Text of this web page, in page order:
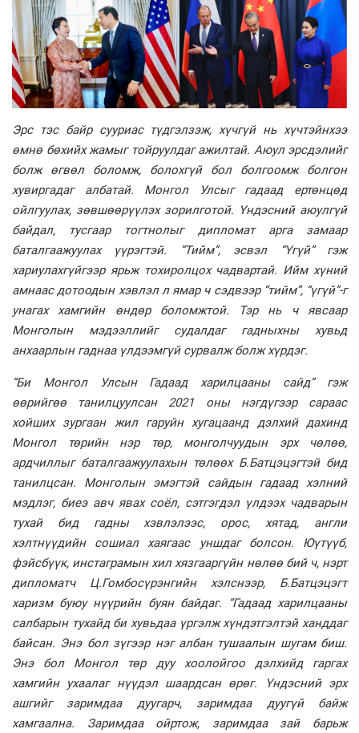
Эрс тэс байр сууриас түдгэлзэж, хүчгүй нь хүчтэйнхээ
өмнө бөхийх жамыг тойруулдаг ажилтай. Аюул эрсдэлийг
болж өгвөл боломж, болохгүй бол болгоомж болгон
хувиргадаг албатай. Монгол Улсыг гадаад ертөнцөд
ойлгуулах, зөвшөөрүүлэх зорилготой. Үндэсний аюулгүй
байдал, тусгаар тогтнолыг дипломат арга замаар
баталгаажуулах үүрэгтэй. “Тийм”, эсвэл “Үгүй” гэж
хариулахгүйгээр ярьж тохиролцох чадвартай. Ийм хүний
амнаас дотоодын хэвлэл л ямар ч сэдвээр “тийм”, “үгүй”-г
унагах хамгийн өндөр боломжтой. Тэр нь ч явсаар
Монголын мэдээллийг судалдаг гадныхны хувьд
анхаарлын гаднаа үлдээмгүй сурвалж болж хүрдэг.
“Би Монгол Улсын Гадаад харилцааны сайд” гэж
өөрийгөө танилцуулсан 2021 оны нэгдүгээр сараас
хойших зургаан жил гаруйн хугацаанд дэлхий дахинд
Монгол төрийн нэр төр, монголчуудын эрх чөлөө,
ардчиллыг баталгаажуулахын төлөөх Б.Батцэцэгтэй бид
танилцсан. Монголын эмэгтэй сайдын гадаад хэлний
мэдлэг, биеэ авч явах соёл, сэтгэгдэл үлдээх чадварын
тухай бид гадны хэвлэлээс, орос, хятад, англи
хэлтнүүдийн сошиал хаягаас уншдаг болсон. Юүтүүб,
фэйсбүүк, инстаграмын хил хязгааргүйн нөлөө бий ч, нэрт
дипломатч Ц.Гомбосүрэнгийн хэлснээр, Б.Батцэцэгт
харизм буюу нүүрийн буян байдаг. “Гадаад харилцааны
салбарын тухайд би хувьдаа үргэлж хүндэтгэлтэй ханддаг
байсан. Энэ бол зүгээр нэг албан тушаалын шугам биш.
Энэ бол Монгол төр дуу хоолойгоо дэлхийд гаргах
хамгийн ухаалаг нүүдэл шаардсан өрөг. Үндэсний эрх
ашгийг заримдаа дуугарч, заримдаа дуугүй байж
хамгаална. Заримдаа ойртож, заримдаа зай барьж